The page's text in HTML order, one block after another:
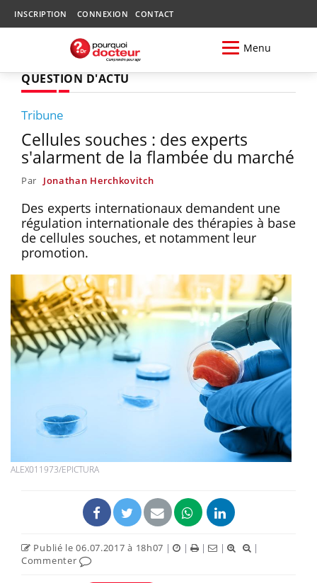
INSCRIPTION CONNEXION CONTACT
Menu
QUESTION D'ACTU
Tribune
Cellules souches : des experts
s'alarment de la flambée du marché
Par Jonathan Herchkovitch
Des experts internationaux demandent une
régulation internationale des thérapies à base
de cellules souches, et notamment leur
promotion.
ALEX011973/EPICTURA
Publié le 06.07.2017 à 18h07 | | | |
|
Commenter